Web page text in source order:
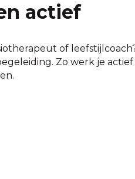
actief
of
Zo werk je actief